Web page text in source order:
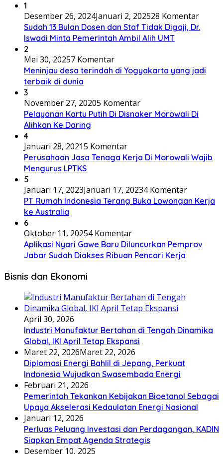
1
Desember 26, 2024Januari 2, 202528 Komentar
Sudah 13 Bulan Dosen dan Staf Tidak Digaji, Dr.
Iswadi Minta Pemerintah Ambil Alih UMT
2
Mei 30, 20257 Komentar
Meninjau desa terindah di Yogyakarta yang jadi
terbaik di dunia
3
November 27, 20205 Komentar
Pelayanan Kartu Putih Di Disnaker Morowali Di
Alihkan Ke Daring
4
Januari 28, 20215 Komentar
Perusahaan Jasa Tenaga Kerja Di Morowali Wajib
Mengurus LPTKS
5
Januari 17, 2023Januari 17, 20234 Komentar
PT Rumah Indonesia Terang Buka Lowongan Kerja
ke Australia
6
Oktober 11, 20254 Komentar
Aplikasi Nyari Gawe Baru Diluncurkan Pemprov
Jabar Sudah Diakses Ribuan Pencari Kerja
Bisnis dan Ekonomi
April 30, 2026
Industri Manufaktur Bertahan di Tengah Dinamika
Global, IKI April Tetap Ekspansi
Maret 22, 2026Maret 22, 2026
Diplomasi Energi Bahlil di Jepang, Perkuat
Indonesia Wujudkan Swasembada Energi
Februari 21, 2026
Pemerintah Tekankan Kebijakan Bioetanol Sebagai
Upaya Akselerasi Kedaulatan Energi Nasional
Januari 12, 2026
Perluas Peluang Investasi dan Perdagangan, KADIN
Siapkan Empat Agenda Strategis
Desember 10, 2025